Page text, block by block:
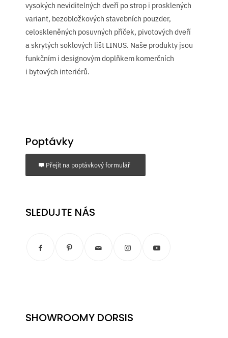
vysokých neviditelných dveří po strop i prosklených
variant, bezobložkových stavebních pouzder,
celoskleněných posuvných příček, pivotových dveří
a skrytých soklových lišt LINUS. Naše produkty jsou
funkčním i designovým doplňkem komerčních
i bytových interiérů.
Poptávky
Přejít na poptávkový formulář
SLEDUJTE NÁS
SHOWROOMY DORSIS